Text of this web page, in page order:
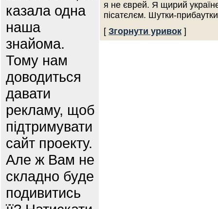
казала одна
наша
знайома.
Тому нам
доводиться
давати
рекламу, щоб
підтримувати
сайт проекту.
Але ж Вам не
складно буде
подивитись
я не єврей. Я щирий
пісатєлєм. Шутки-
[ Згорнути уривок ]